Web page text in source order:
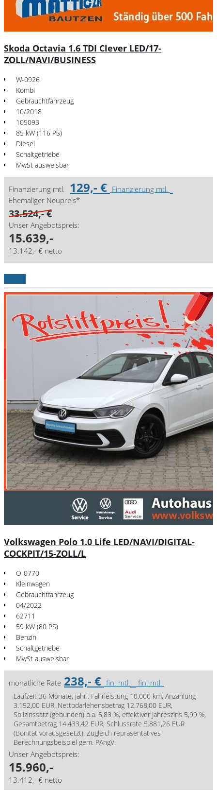
Skoda Octavia 1.6 TDI Clever LED/17-
ZOLL/NAVI/BUSINESS
W-0926
Kombi
Gebrauchtfahrzeug
10/2018
105093
85 kW (116 PS)
Diesel
Schaltgetriebe
MwSt ausweisbar
Finanzierung mtl. 129,- € Finanzierung mtl.
Ehemaliger Neupreis*
33.524,- €
Unser Angebotspreis:
15.639,-
13.142,- € netto
Volkswagen Polo 1.0 Life LED/NAVI/DIGITAL-
COCKPIT/15-ZOLL/L
O-0770
Kleinwagen
Gebrauchtfahrzeug
04/2022
62711
59 kW (80 PS)
Benzin
Schaltgetriebe
MwSt ausweisbar
monatliche Rate 238,- € fin. mtl. fin. mtl.
Laufzeit 36 Monate, jährl. Fahrleistung 10.000 km, Anzahlung
3.192,00 EUR, Nettodarlehensbetrag 12.768,00 EUR,
Sollzinssatz (gebunden) p.a. 5,83 %, effektiver Jahreszins 5,99 %,
Gesamtbetrag 14.433,42 EUR, Schlussrate 5.881,26 EUR
(Bonität vorausgesetzt). Zugleich repräsentatives
Berechnungsbeispiel gem. PAngV.
Unser Angebotspreis:
15.960,-
13.412,- € netto